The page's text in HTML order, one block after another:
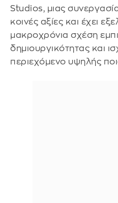
Studios, μιας
κοινές αξίες και έχει
μακροχρόνια σχέση
δημιουργικότητας και
περιεχόμενο υψηλής